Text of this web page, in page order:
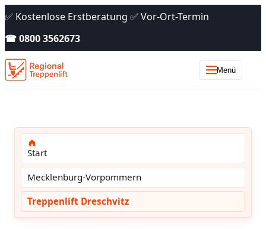
✅ Kostenlose Erstberatung ✅ Vor-Ort-Termin
☎ 0800 3562673
Menü
Start
Mecklenburg-Vorpommern
Treppenlift Dreschvitz